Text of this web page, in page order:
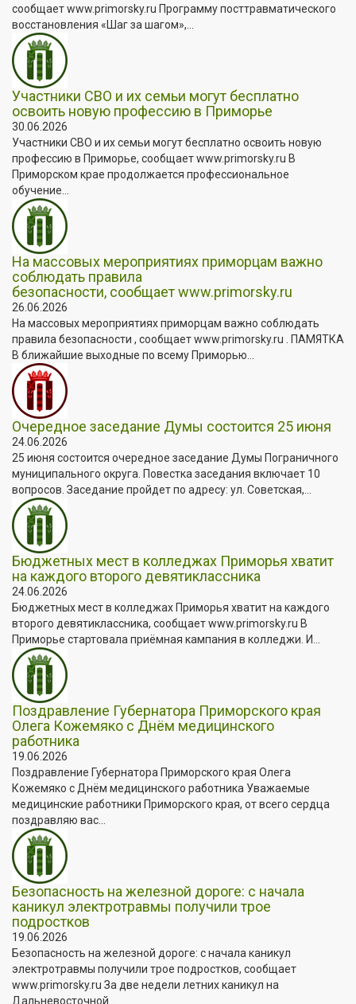
сообщает www.primorsky.ru Программу посттравматического
восстановления «Шаг за шагом»,...
Участники СВО и их семьи могут бесплатно
освоить новую профессию в Приморье
30.06.2026
Участники СВО и их семьи могут бесплатно освоить новую
профессию в Приморье, сообщает www.primorsky.ru В
Приморском крае продолжается профессиональное
обучение...
На массовых мероприятиях приморцам важно
соблюдать правила
безопасности, сообщает www.primorsky.ru
26.06.2026
На массовых мероприятиях приморцам важно соблюдать
правила безопасности , сообщает www.primorsky.ru . ПАМЯТКА
В ближайшие выходные по всему Приморью...
Очередное заседание Думы состоится 25 июня
24.06.2026
25 июня состоится очередное заседание Думы Пограничного
муниципального округа. Повестка заседания включает 10
вопросов. Заседание пройдет по адресу: ул. Советская,...
Бюджетных мест в колледжах Приморья хватит
на каждого второго девятиклассника
24.06.2026
Бюджетных мест в колледжах Приморья хватит на каждого
второго девятиклассника, сообщает www.primorsky.ru В
Приморье стартовала приёмная кампания в колледжи. И...
Поздравление Губернатора Приморского края
Олега Кожемяко с Днём медицинского
работника
19.06.2026
Поздравление Губернатора Приморского края Олега
Кожемяко с Днём медицинского работника Уважаемые
медицинские работники Приморского края, от всего сердца
поздравляю вас...
Безопасность на железной дороге: с начала
каникул электротравмы получили трое
подростков
19.06.2026
Безопасность на железной дороге: с начала каникул
электротравмы получили трое подростков, сообщает
www.primorsky.ru За две недели летних каникул на
Дальневосточной...